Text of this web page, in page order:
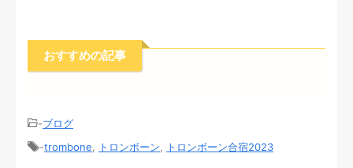
おすすめの記事
-ブログ
-trombone, トロンボーン, トロンボーン合宿2023